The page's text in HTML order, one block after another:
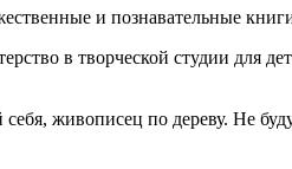
и познавательные
в творческой студии для
живописец по дереву. Не